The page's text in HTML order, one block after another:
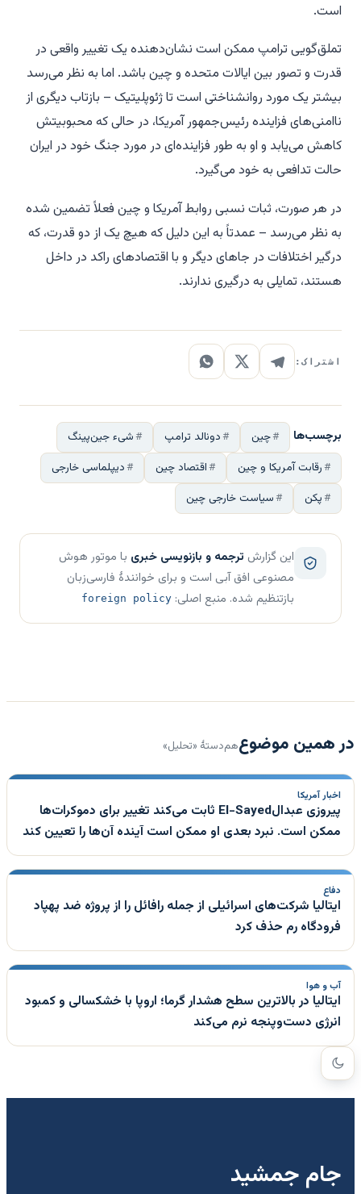
است.
تملق‌گویی ترامپ ممکن است نشان‌دهنده یک تغییر واقعی در
قدرت و تصور بین ایالات متحده و چین باشد. اما به نظر می‌رسد
بیشتر یک مورد روانشناختی است تا ژئوپلیتیک – بازتاب دیگری از
ناامنی‌های فزاینده رئیس‌جمهور آمریکا، در حالی که محبوبیتش
کاهش می‌یابد و او به طور فزاینده‌ای در مورد جنگ خود در ایران
حالت تدافعی به خود می‌گیرد.
در هر صورت، ثبات نسبی روابط آمریکا و چین فعلاً تضمین شده
به نظر می‌رسد – عمدتاً به این دلیل که هیچ یک از دو قدرت، که
درگیر اختلافات در جاهای دیگر و با اقتصادهای راکد در داخل
هستند، تمایلی به درگیری ندارند.
اشتراک:
برچسب‌ها چین دونالد ترامپ
شیء جین‌پینگ
رقابت آمریکا و چین
اقتصاد چین
دیپلماسی خارجی
پکن
سیاست خارجی چین
این گزارش ترجمه و بازنویسی خبری با موتور هوش
مصنوعی افق آبی است و برای خوانندهٔ فارسی‌زبان
بازتنظیم شده. منبع اصلی: foreign policy
در همین موضوعهم‌دستهٔ «تحلیل»
اخبار آمریکا
پیروزی عبدالEl-Sayed ثابت می‌کند تغییر برای دموکرات‌ها
ممکن است. نبرد بعدی او ممکن است آینده آن‌ها را تعیین کند
دفاع
ایتالیا شرکت‌های اسرائیلی از جمله رافائل را از پروژه ضد پهپاد
فرودگاه رم حذف کرد
آب و هوا
ایتالیا در بالاترین سطح هشدار گرما؛ اروپا با خشکسالی و کمبود
انرژی دست‌وپنجه نرم می‌کند
جام جمشید